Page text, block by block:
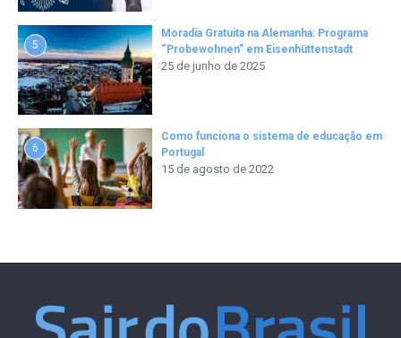
5
Moradia Gratuita na Alemanha: Programa
“Probewohnen” em Eisenhüttenstadt
25 de junho de 2025
6
Como funciona o sistema de educação em
Portugal
15 de agosto de 2022